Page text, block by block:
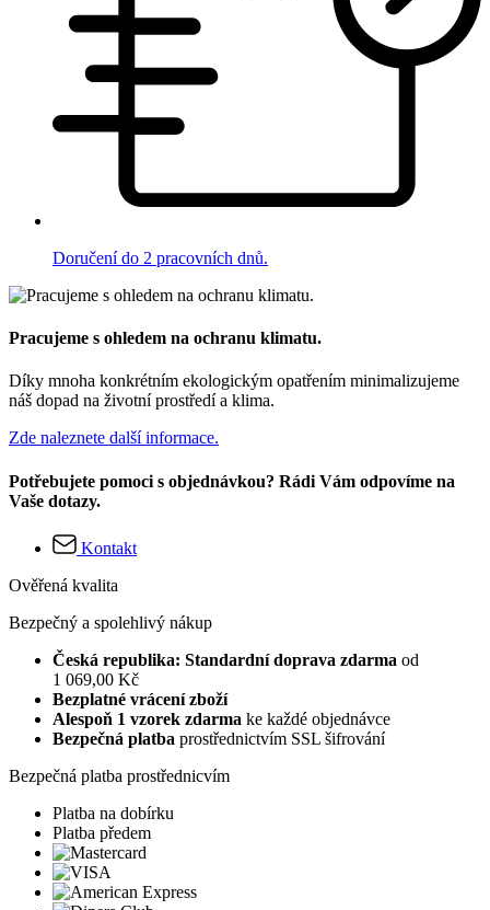
Doručení do 2 pracovních dnů.
Pracujeme s ohledem na ochranu klimatu.
Díky mnoha konkrétním ekologickým opatřením minimalizujeme
náš dopad na životní prostředí a klima.
Zde naleznete další informace.
Potřebujete pomoci s objednávkou? Rádi Vám odpovíme na
Vaše dotazy.
Kontakt
Ověřená kvalita
Bezpečný a spolehlivý nákup
Česká republika: Standardní doprava zdarma od
1 069,00 Kč
Bezplatné vrácení zboží
Alespoň 1 vzorek zdarma ke každé objednávce
Bezpečná platba prostřednictvím SSL šifrování
Bezpečná platba prostřednicvím
Platba na dobírku
Platba předem